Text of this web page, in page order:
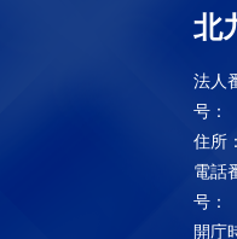
北
法人
号：
住所：
電話
号：
開庁